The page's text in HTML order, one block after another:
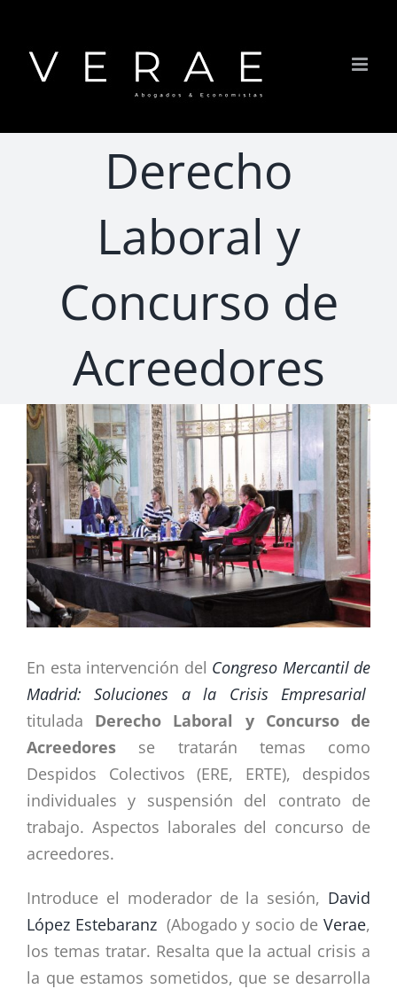
contenido
Derecho
Laboral y
Concurso de
Acreedores
Ver
imagen
más
grande
En esta intervención del Congreso Mercantil de
Madrid: Soluciones a la Crisis Empresarial
titulada Derecho Laboral y Concurso de
Acreedores se tratarán temas como
Despidos Colectivos (ERE, ERTE), despidos
individuales y suspensión del contrato de
trabajo. Aspectos laborales del concurso de
acreedores.
Introduce el moderador de la sesión, David
López Estebaranz(Abogado y socio deVerae,
los temas tratar. Resalta que la actual crisis a
la que estamos sometidos, que se desarrolla